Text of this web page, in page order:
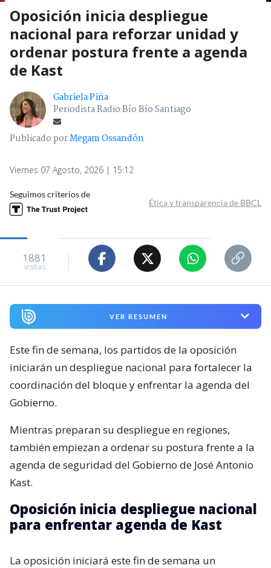
Oposición inicia despliegue
nacional para reforzar unidad y
ordenar postura frente a agenda
de Kast
Gabriela Piña
Periodista Radio Bío Bío Santiago
Publicado porMegam Ossandón
Viernes 07 Agosto, 2026 | 15:12
Seguimos criterios de
Ética y transparencia de BBCL
1881
visitas
VER RESUMEN
Este fin de semana, los partidos de la oposición
iniciarán un despliegue nacional para fortalecer la
coordinación del bloque y enfrentar la agenda del
Gobierno.
Mientras preparan su despliegue en regiones,
también empiezan a ordenar su postura frente a la
agenda de seguridad del Gobierno de José Antonio
Kast.
Oposición inicia despliegue nacional
para enfrentar agenda de Kast
La oposición iniciará este fin de semana un